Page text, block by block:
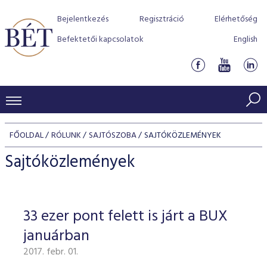
Bejelentkezés Regisztráció
Elérhetőség
Befektetői kapcsolatok
English
KERESKEDÉSI ADATOK
INDEXEK
Jelzáloglevél indexek
Vállalati kötvény indexek
Azonnali Piac
Részvények
Származékos piac
BEFEKTETŐK
Részvény szekció
Hitelpapír szekció
BÉT szabályzatok
Befektetővédelem
Alkalmazott díjstruktúra
Elszámolás
Részvény és vállalati kötvény tőzsdei bevezetését
program
BÉT Xtend - Részvénypiac egyszerűen
TŐZSDETAGOK
Tőzsdetagok, üzletkötők
VENDOROK
FŐOLDAL RÓLUNK SAJTÓSZOBA SAJTÓKÖZLEMÉNYEK
Sajtóközlemények
33 ezer pont felett is járt a BUX
januárban
2017. febr. 01.